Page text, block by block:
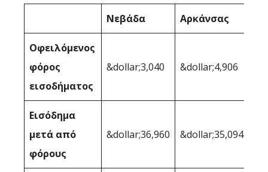
Νεβάδα Αρκάνσας
Οφειλόμενος
φόρος
εισοδήματος
&dollar;3,040 &dollar;4,906
Εισόδημα
μετά από
φόρους
&dollar;36,960 &dollar;35,094